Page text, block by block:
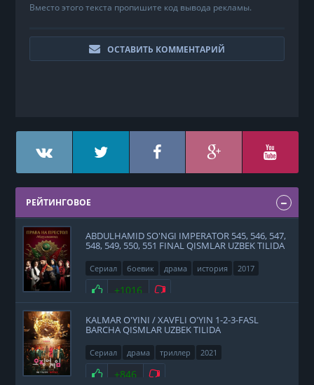
Вместо этого текста пропишите код вывода рекламы.
ОСТАВИТЬ КОММЕНТАРИЙ
РЕЙТИНГОВОЕ
ABDULHAMID SO'NGI IMPERATOR 545, 546, 547,
548, 549, 550, 551 FINAL QISMLAR UZBEK TILIDA
Сериал боевик драма история 2017
Нравится
+1016 Не нравится
KALMAR O'YINI / XAVFLI O'YIN 1-2-3-FASL
BARCHA QISMLAR UZBEK TILIDA
Сериал драма триллер 2021
Нравится
+846 Не нравится